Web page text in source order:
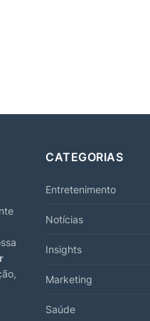
CATEGORIAS
Entretenimento
Notícias
Insights
Marketing
Saúde